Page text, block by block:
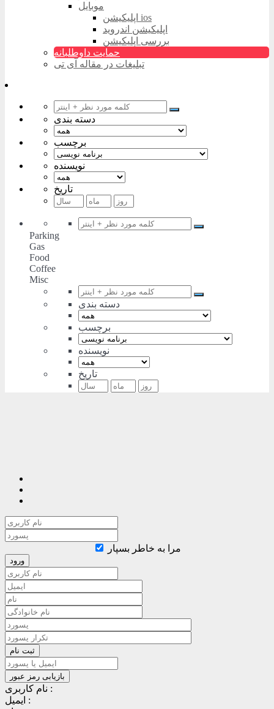
موبایل
اپلیکیشن ios
اپلیکیشن اندروید
بررسی اپلیکیشن
حمایت داوطلبانه
تبلیغات در مقاله آی تی
دسته بندی
برچسب
نویسنده
تاریخ
Parking
Gas
Food
Coffee
Misc
دسته بندی
برچسب
نویسنده
تاریخ
مرا به خاطر بسپار
نام کاربری :
ایمیل :